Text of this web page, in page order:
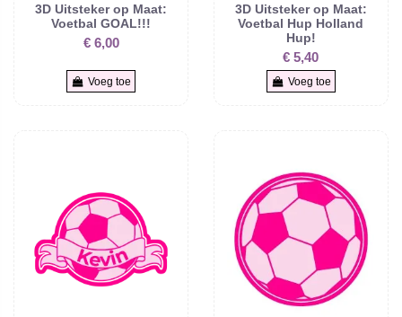
3D Uitsteker op Maat:
Voetbal GOAL!!!
€ 6,00
Voeg toe
3D Uitsteker op Maat:
Voetbal Hup Holland
Hup!
€ 5,40
Voeg toe